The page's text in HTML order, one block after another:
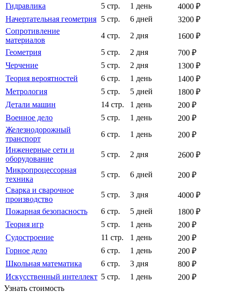
Гидравлика
5 стр. 1 день
4000 ₽
Начертательная геометрия 5 стр. 6 дней
3200 ₽
Сопротивление
материалов
4 стр. 2 дня
1600 ₽
Геометрия
5 стр. 2 дня
700 ₽
Черчение
5 стр. 2 дня
1300 ₽
Теория вероятностей
6 стр. 1 день
1400 ₽
Метрология
5 стр. 5 дней
1800 ₽
Детали машин
14 стр. 1 день
200 ₽
Военное дело
5 стр. 1 день
200 ₽
Железнодорожный
транспорт
6 стр. 1 день
200 ₽
Инженерные сети и
оборудование
5 стр. 2 дня
2600 ₽
Микропроцессорная
техника
5 стр. 6 дней
200 ₽
Сварка и сварочное
производство
5 стр. 3 дня
4000 ₽
Пожарная безопасность
6 стр. 5 дней
1800 ₽
Теория игр
5 стр. 1 день
200 ₽
Судостроение
11 стр. 1 день
200 ₽
Горное дело
6 стр. 1 день
200 ₽
Школьная математика
6 стр. 3 дня
800 ₽
Искусственный интеллект 5 стр. 1 день
200 ₽
Узнать стоимость